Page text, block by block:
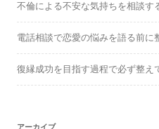
不倫による不安な気持ちを相談す
電話相談で恋愛の悩みを語る前に
復縁成功を目指す過程で必ず整え